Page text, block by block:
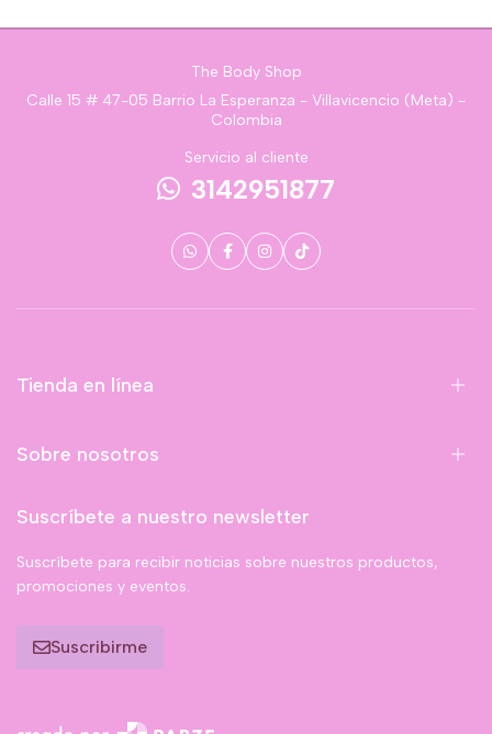
The Body Shop
Calle 15 # 47-05 Barrio La Esperanza - Villavicencio (Meta) -
Colombia
Servicio al cliente
3142951877
Tienda en línea
Sobre nosotros
Suscríbete a nuestro newsletter
Suscríbete para recibir noticias sobre nuestros productos,
promociones y eventos.
Suscribirme